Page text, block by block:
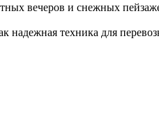
вечеров и снежных
надежная техника для